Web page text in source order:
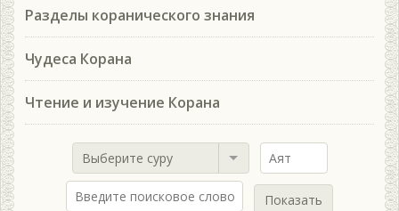
Разделы коранического знания
Чудеса Корана
Чтение и изучение Корана
Выберите суру
Показать